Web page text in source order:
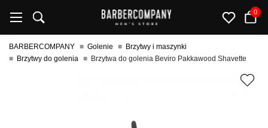
0
BARBERCOMPANY Golenie
Brzytwy i maszynki
Brzytwy do golenia
Brzytwa do golenia Beviro Pakkawood Shavette